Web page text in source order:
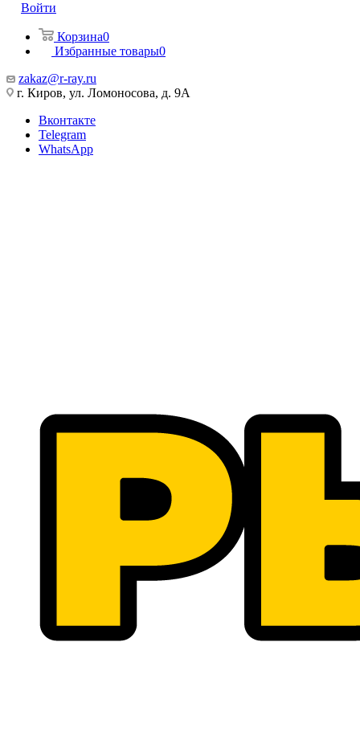
Войти
Корзина0
Избранные товары0
zakaz@r-ray.ru
г. Киров, ул. Ломоносова, д. 9А
Вконтакте
Telegram
WhatsApp